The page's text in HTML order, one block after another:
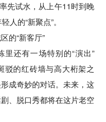
先试水，从上午11时到晚
人的“新聚点”。
的“新客厅”
还有一场特别的“演出”
的红砖墙与高大桁架之
成奇妙的对话。未来，这
、脱口秀都将在这片老空